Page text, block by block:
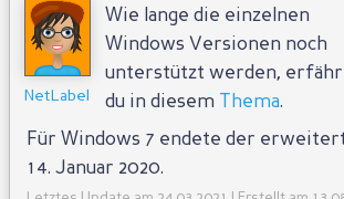
NetLabel
Wie lange die einzelnen
Windows Versionen noch
unterstützt werden,
du in diesem
Thema.
Für Windows 7 endete der
14. Januar 2020.